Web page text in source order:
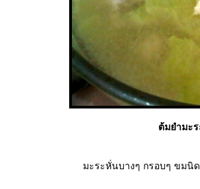
ต้มยำมะ
มะระหั่นบางๆ กรอบๆ ขมนิ